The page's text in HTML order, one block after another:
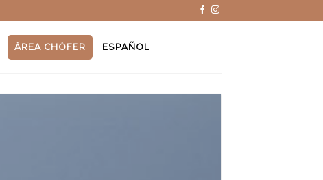
ÁREA CHÓFER ESPAÑOL